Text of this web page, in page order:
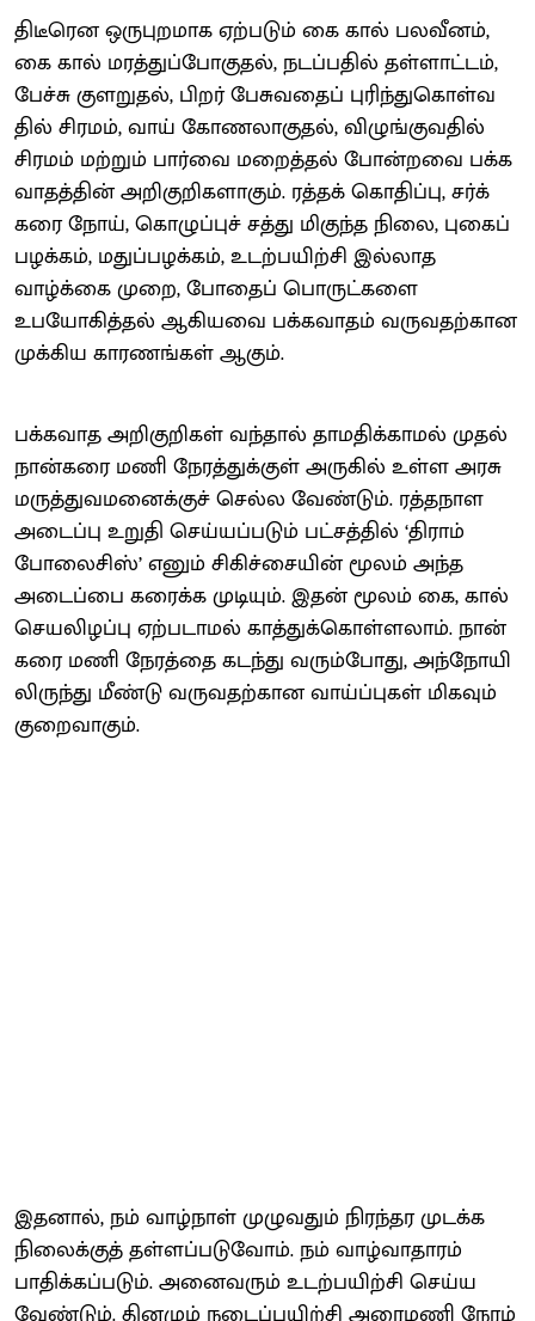
திடீரென ஒரு​புற​மாக ஏற்​படும் கை கால் பலவீனம்,
கை கால் மரத்​துப்​போகுதல், நடப்​ப​தில் தள்​ளாட்​டம்,
பேச்சு குளறு​தல், பிறர் பேசுவதைப் புரிந்​து​கொள்​வ​
தில் சிரமம், வாய் கோணலாகுதல், விழுங்​கு​வ​தில்
சிரமம் மற்​றும் பார்வை மறைத்​தல் போன்​றவை பக்​க​
வாதத்​தின் அறிகுறிகளாகும். ரத்​தக் கொதிப்​பு, சர்க்​
கரை நோய், கொழுப்​புச் சத்து மிகுந்த நிலை, புகைப்​
பழக்​கம், மதுப்​பழக்​கம், உடற்​ப​யிற்சி இல்​லாத
வாழ்க்கை முறை, போதைப் பொருட்​களை
உபயோகித்​தல் ஆகியவை பக்​க​வாதம் வரு​வதற்​கான
முக்​கிய காரணங்​கள் ஆகும்.
பக்​க​வாத அறிகுறிகள் வந்​தால் தாம​திக்​காமல் முதல்
நான்​கரை மணி நேரத்​துக்​குள் அரு​கில் உள்ள அரசு
மருத்​து​வ​மனைக்​குச் செல்ல வேண்​டும். ரத்​த​நாள
அடைப்பு உறுதி செய்​யப்​படும் பட்​சத்​தில் ‘தி​ராம்​
போலைசிஸ்’ எனும் சிகிச்​சை​யின் மூலம் அந்த
அடைப்பை கரைக்க முடி​யும். இதன் மூலம் கை, கால்
செயலிழப்பு ஏற்​ப​டா​மல் காத்​துக்​கொள்​ளலாம். நான்​
கரை மணி நேரத்தை கடந்து வரும்​போது, அந்​நோயி​
லிருந்து மீண்டு வரு​வதற்​கான வாய்ப்​பு​கள் மிக​வும்
குறை​வாகும்.
இதனால், நம் வாழ்​நாள் முழு​வதும் நிரந்தர முடக்க
நிலைக்​குத் தள்​ளப்​படு​வோம். நம் வாழ்​வா​தா​ரம்
பாதிக்​கப்​படும். அனை​வரும் உடற்​ப​யிற்சி செய்ய